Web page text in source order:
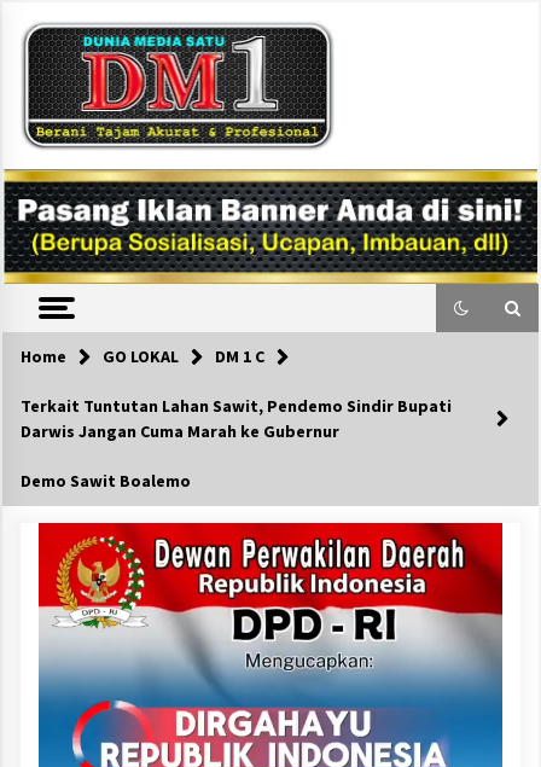
content
DM1
Home GO LOKAL DM 1 C
Terkait Tuntutan Lahan Sawit, Pendemo Sindir Bupati
Darwis Jangan Cuma Marah ke Gubernur
Demo Sawit Boalemo